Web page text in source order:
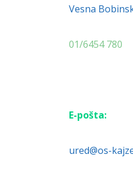
Vesna
01/6454 780
E-pošta:
ured@os-